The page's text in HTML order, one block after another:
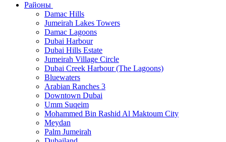
Районы
Damac Hills
Jumeirah Lakes Towers
Damac Lagoons
Dubai Harbour
Dubai Hills Estate
Jumeirah Village Circle
Dubai Creek Harbour (The Lagoons)
Bluewaters
Arabian Ranches 3
Downtown Dubai
Umm Suqeim
Mohammed Bin Rashid Al Maktoum City
Meydan
Palm Jumeirah